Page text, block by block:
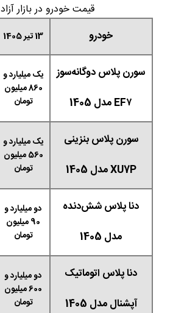
قیمت خودرو در بازار آزاد
خودرو
13 تیر 1405
سورن پلاس دوگانه‌سوز
EF۷ مدل 1405
یک میلیارد و
860 میلیون
تومان
سورن پلاس بنزینی
XU7P مدل 1405
یک میلیارد و
560 میلیون
تومان
دنا پلاس شش‌دنده‌‌
مدل 1405
دو میلیارد و
90 میلیون
تومان
دنا پلاس اتوماتیک
آپشنال مدل 1405
دو میلیارد و
600 میلیون
تومان